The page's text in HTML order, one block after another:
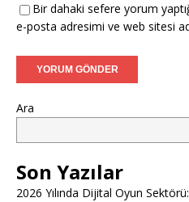
Bir dahaki sefere yorum
e-posta adresimi ve web sitesi
Ara
Son Yazılar
2026 Yılında Dijital Oyun